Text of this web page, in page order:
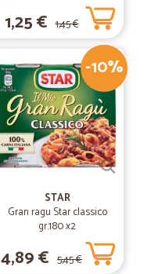
1,25 € 1,45 €
-10%
STAR
Gran ragu Star classico
gr.180 x2
4,89 € 5,45 €